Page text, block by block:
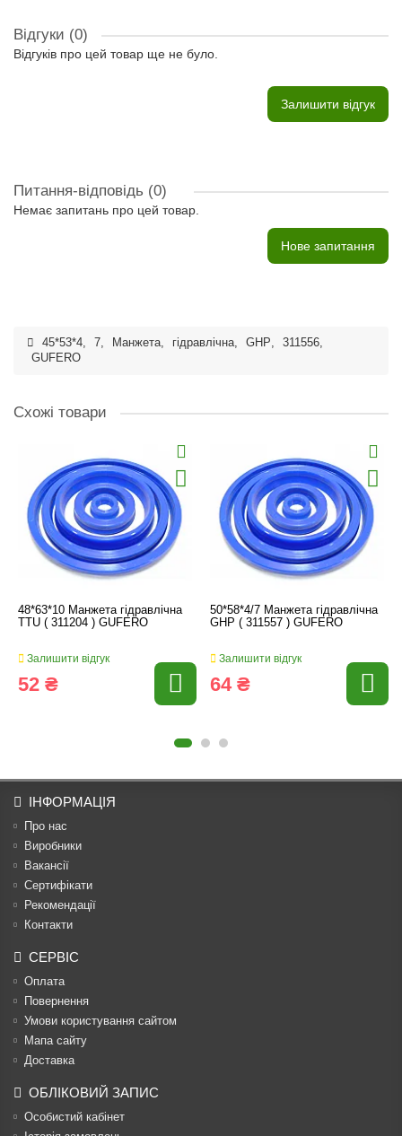
Відгуки (0)
Відгуків про цей товар ще не було.
Залишити відгук
Питання-відповідь (0)
Немає запитань про цей товар.
Нове запитання
45*53*4, 7, Манжета, гідравлічна, GHP, 311556,
GUFERO
Схожі товари
48*63*10 Манжета гідравлічна
TTU ( 311204 ) GUFERO
Залишити відгук
52 ₴
50*58*4/7 Манжета гідравлічна
GHP ( 311557 ) GUFERO
Залишити відгук
64 ₴
ІНФОРМАЦІЯ
Про нас
Виробники
Вакансії
Сертифікати
Рекомендації
Контакти
СЕРВІС
Оплата
Повернення
Умови користування сайтом
Мапа сайту
Доставка
ОБЛІКОВИЙ ЗАПИС
Особистий кабінет